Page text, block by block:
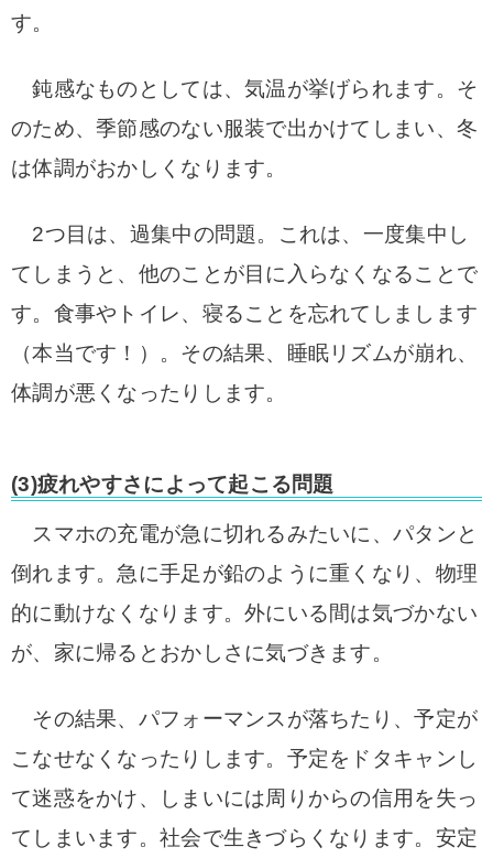
す。
鈍感なものとしては、気温が挙げられます。そ
のため、季節感のない服装で出かけてしまい、冬
は体調がおかしくなります。
2つ目は、過集中の問題。これは、一度集中し
てしまうと、他のことが目に入らなくなることで
す。 食事やトイレ、寝ることを忘れてしまします
（本当です！）。その結果、睡眠リズムが崩れ、
体調が悪くなったりします。
(3)疲れやすさによって起こる問題
スマホの充電が急に切れるみたいに、パタンと
倒れます。急に手足が鉛のように重くなり、物理
的に動けなくなります。外にいる間は気づかない
が、家に帰るとおかしさに気づきます。
その結果、パフォーマンスが落ちたり、予定が
こなせなくなったりします。予定をドタキャンし
て迷惑をかけ、しまいには周りからの信用を失っ
てしまいます。 社会で生きづらくなります。安定